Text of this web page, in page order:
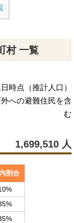
村 一覧
時点（推計人口）
への避難住民を含
む
1,699,510 人
割合